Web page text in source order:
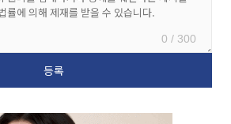
0 / 300